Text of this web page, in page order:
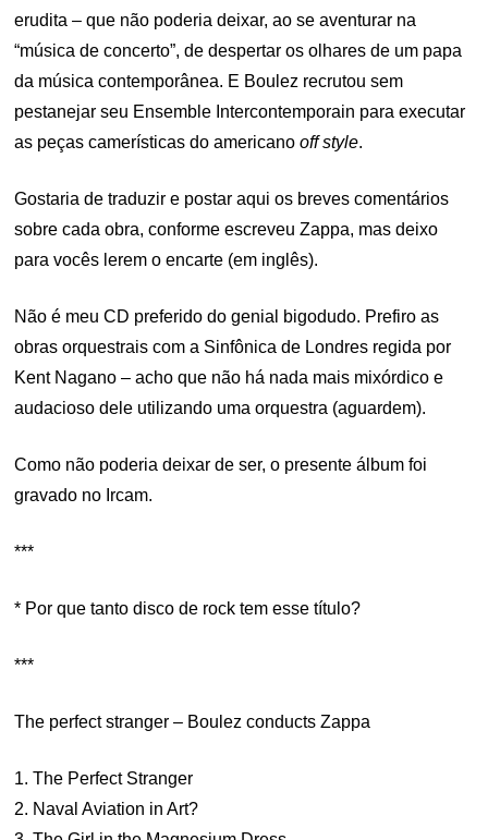
erudita – que não poderia deixar, ao se aventurar na
“música de concerto”, de despertar os olhares de um papa
da música contemporânea. E Boulez recrutou sem
pestanejar seu Ensemble Intercontemporain para executar
as peças camerísticas do americanooff style.
Gostaria de traduzir e postar aqui os breves comentários
sobre cada obra, conforme escreveu Zappa, mas deixo
para vocês lerem o encarte (em inglês).
Não é meu CD preferido do genial bigodudo. Prefiro as
obras orquestrais com a Sinfônica de Londres regida por
Kent Nagano – acho que não há nada mais mixórdico e
audacioso dele utilizando uma orquestra (aguardem).
Como não poderia deixar de ser, o presente álbum foi
gravado no Ircam.
***
* Por que tanto disco de rock tem esse título?
***
The perfect stranger – Boulez conducts Zappa
1. The Perfect Stranger
2. Naval Aviation in Art?